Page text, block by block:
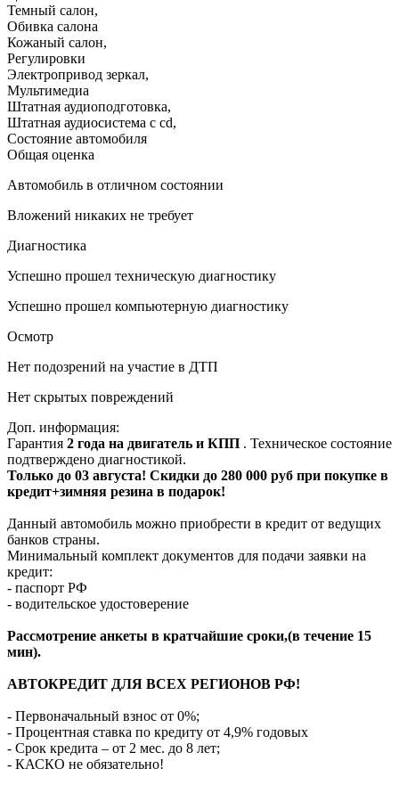
Темный салон,
Обивка салона
Кожаный салон,
Регулировки
Электропривод зеркал,
Мультимедиа
Штатная аудиоподготовка,
Штатная аудиосистема с cd,
Состояние автомобиля
Общая оценка
Автомобиль в отличном состоянии
Вложений никаких не требует
Диагностика
Успешно прошел техническую диагностику
Успешно прошел компьютерную диагностику
Осмотр
Нет подозрений на участие в ДТП
Нет скрытых повреждений
Доп. информация:
Гарантия 2 года на двигатель и КПП . Техническое состояние
подтверждено диагностикой.
Только до 03 августа! Скидки до 280 000 руб при покупке в
кредит+зимняя резина в подарок!
Данный автомобиль можно приобрести в кредит от ведущих
банков страны.
Минимальный комплект документов для подачи заявки на
кредит:
- паспорт РФ
- водительское удостоверение
Рассмотрение анкеты в кратчайшие сроки,(в течение 15
мин).
АВТОКРЕДИТ ДЛЯ ВСЕХ РЕГИОНОВ РФ!
- Первоначальный взнос от 0%;
- Процентная ставка по кредиту от 4,9% годовых
- Срок кредита – от 2 мес. до 8 лет;
- КАСКО не обязательно!